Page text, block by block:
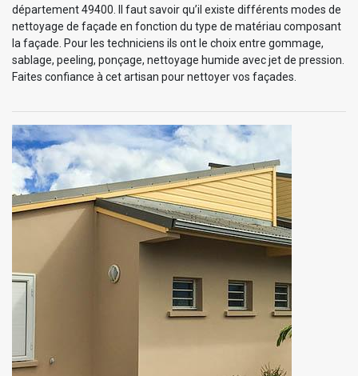
département 49400. Il faut savoir qu’il existe différents modes de
nettoyage de façade en fonction du type de matériau composant
la façade. Pour les techniciens ils ont le choix entre gommage,
sablage, peeling, ponçage, nettoyage humide avec jet de pression.
Faites confiance à cet artisan pour nettoyer vos façades.